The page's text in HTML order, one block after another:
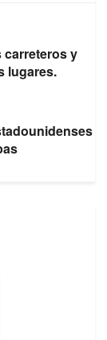
carreteros y
lugares.